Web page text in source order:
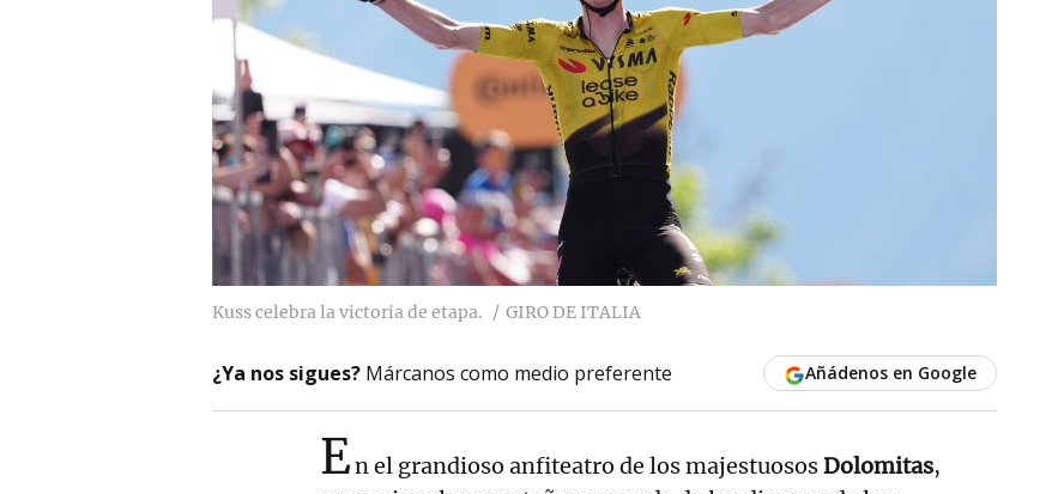
Kuss celebra la victoria de etapa. GIRO DE ITALIA
¿Ya nos sigues? Márcanos como medio preferente Añádenos en Google
En el grandioso anfiteatro de los majestuososDolomitas,